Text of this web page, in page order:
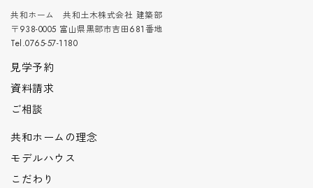
共和ホーム 共和土木株式会社 建築部
〒938-0005 富山県黒部市吉田681番地
Tel.0765-57-1180
見学予約
資料請求
ご相談
共和ホームの理念
モデルハウス
こだわり